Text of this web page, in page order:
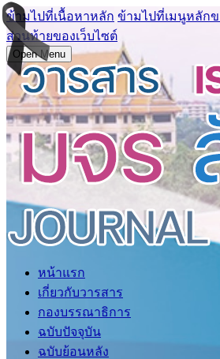
ข้ามไปที่เนื้อหาหลัก ข้ามไปที่เมนูหลักข
ส่วนท้ายของเว็บไซต์
Open Menu
หน้าแรก
เกี่ยวกับวารสาร
กองบรรณาธิการ
ฉบับปัจจุบัน
ฉบับย้อนหลัง